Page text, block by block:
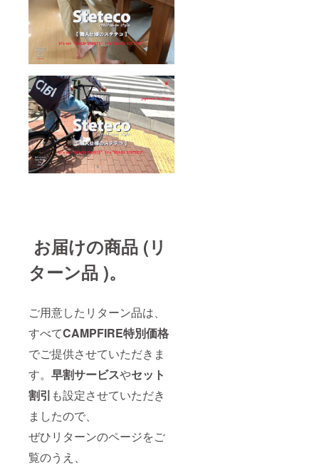
お届けの商品 (リ
ターン品 )。
ご用意したリターン品は、
すべてCAMPFIRE特別価格
でご提供させていただきま
す。 早割サービスやセット
割引 も設定させていただき
ましたので、
ぜひリターンのページをご
覧のうえ、